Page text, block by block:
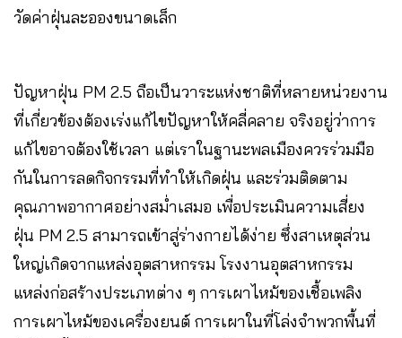
วัดค่าฝุ่นละอองขนาดเล็ก
ปัญหาฝุ่น PM 2.5 ถือเป็นวาระแห่งชาติที่หลายหน่วยงาน
ที่เกี่ยวข้องต้องเร่งแก้ไขปัญหาให้คลี่คลาย จริงอยู่ว่าการ
แก้ไขอาจต้องใช้เวลา แต่เราในฐานะพลเมืองควรร่วมมือ
กันในการลดกิจกรรมที่ทำให้เกิดฝุ่น และร่วมติดตาม
คุณภาพอากาศอย่างสม่ำเสมอ เพื่อประเมินความเสี่ยง
ฝุ่น PM 2.5 สามารถเข้าสู่ร่างกายได้ง่าย ซึ่งสาเหตุส่วน
ใหญ่เกิดจากแหล่งอุตสาหกรรม โรงงานอุตสาหกรรม
แหล่งก่อสร้างประเภทต่าง ๆ การเผาไหม้ของเชื้อเพลิง
การเผาไหม้ของเครื่องยนต์ การเผาในที่โล่งจำพวกพื้นที่